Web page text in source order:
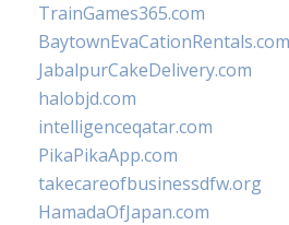
TrainGames365.com
BaytownEvaCationRentals.com
JabalpurCakeDelivery.com
halobjd.com
intelligenceqatar.com
PikaPikaApp.com
takecareofbusinessdfw.org
HamadaOfJapan.com